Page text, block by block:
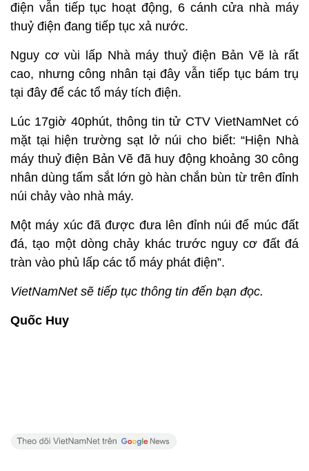
điện vẫn tiếp tục hoạt động, 6 cánh cửa nhà máy
thuỷ điện đang tiếp tục xả nước.
Nguy cơ vùi lấp Nhà máy thuỷ điện Bản Vẽ là rất
cao, nhưng công nhân tại đây vẫn tiếp tục bám trụ
tại đây để các tổ máy tích điện.
Lúc 17giờ 40phút, thông tin tử CTV VietNamNet có
mặt tại hiện trường sạt lở núi cho biết: “Hiện Nhà
máy thuỷ điện Bản Vẽ đã huy động khoảng 30 công
nhân dùng tấm sắt lớn gò hàn chắn bùn từ trên đỉnh
núi chảy vào nhà máy.
Một máy xúc đã được đưa lên đỉnh núi để múc đất
đá, tạo một dòng chảy khác trước nguy cơ đất đá
tràn vào phủ lấp các tổ máy phát điện”.
VietNamNet sẽ tiếp tục thông tin đến bạn đọc.
Quốc Huy